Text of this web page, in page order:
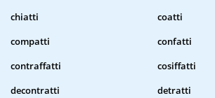
chiatti
coatti
compatti
confatti
contraffatti
cosiffatti
decontratti
detratti